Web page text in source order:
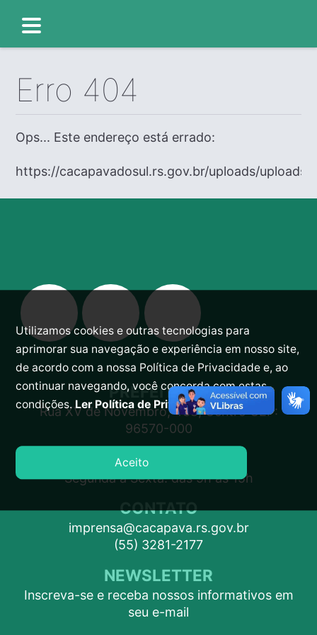
Erro 404
Ops... Este endereço está errado:
https://cacapavadosul.rs.gov.br/uploads/uploads/
PREFEITURA
Rua XV de Novembro, 438, Centro CEP:
96570-000
ATENDIMENTO
Segunda a Sexta: das 9h às 15h
CONTATO
imprensa@cacapava.rs.gov.br
(55) 3281-2177
NEWSLETTER
Inscreva-se e receba nossos informativos em
seu e-mail
Utilizamos cookies e outras tecnologias para
aprimorar sua navegação e experiência em nosso site,
de acordo com a nossa Política de Privacidade e, ao
continuar navegando, você concorda com estas
condições.Ler Política de Privacidade.
Aceito